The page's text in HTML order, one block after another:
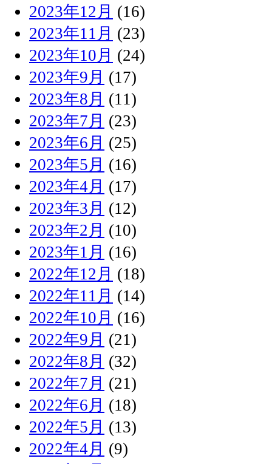
2023年12月 (16)
2023年11月 (23)
2023年10月 (24)
2023年9月 (17)
2023年8月 (11)
2023年7月 (23)
2023年6月 (25)
2023年5月 (16)
2023年4月 (17)
2023年3月 (12)
2023年2月 (10)
2023年1月 (16)
2022年12月 (18)
2022年11月 (14)
2022年10月 (16)
2022年9月 (21)
2022年8月 (32)
2022年7月 (21)
2022年6月 (18)
2022年5月 (13)
2022年4月 (9)